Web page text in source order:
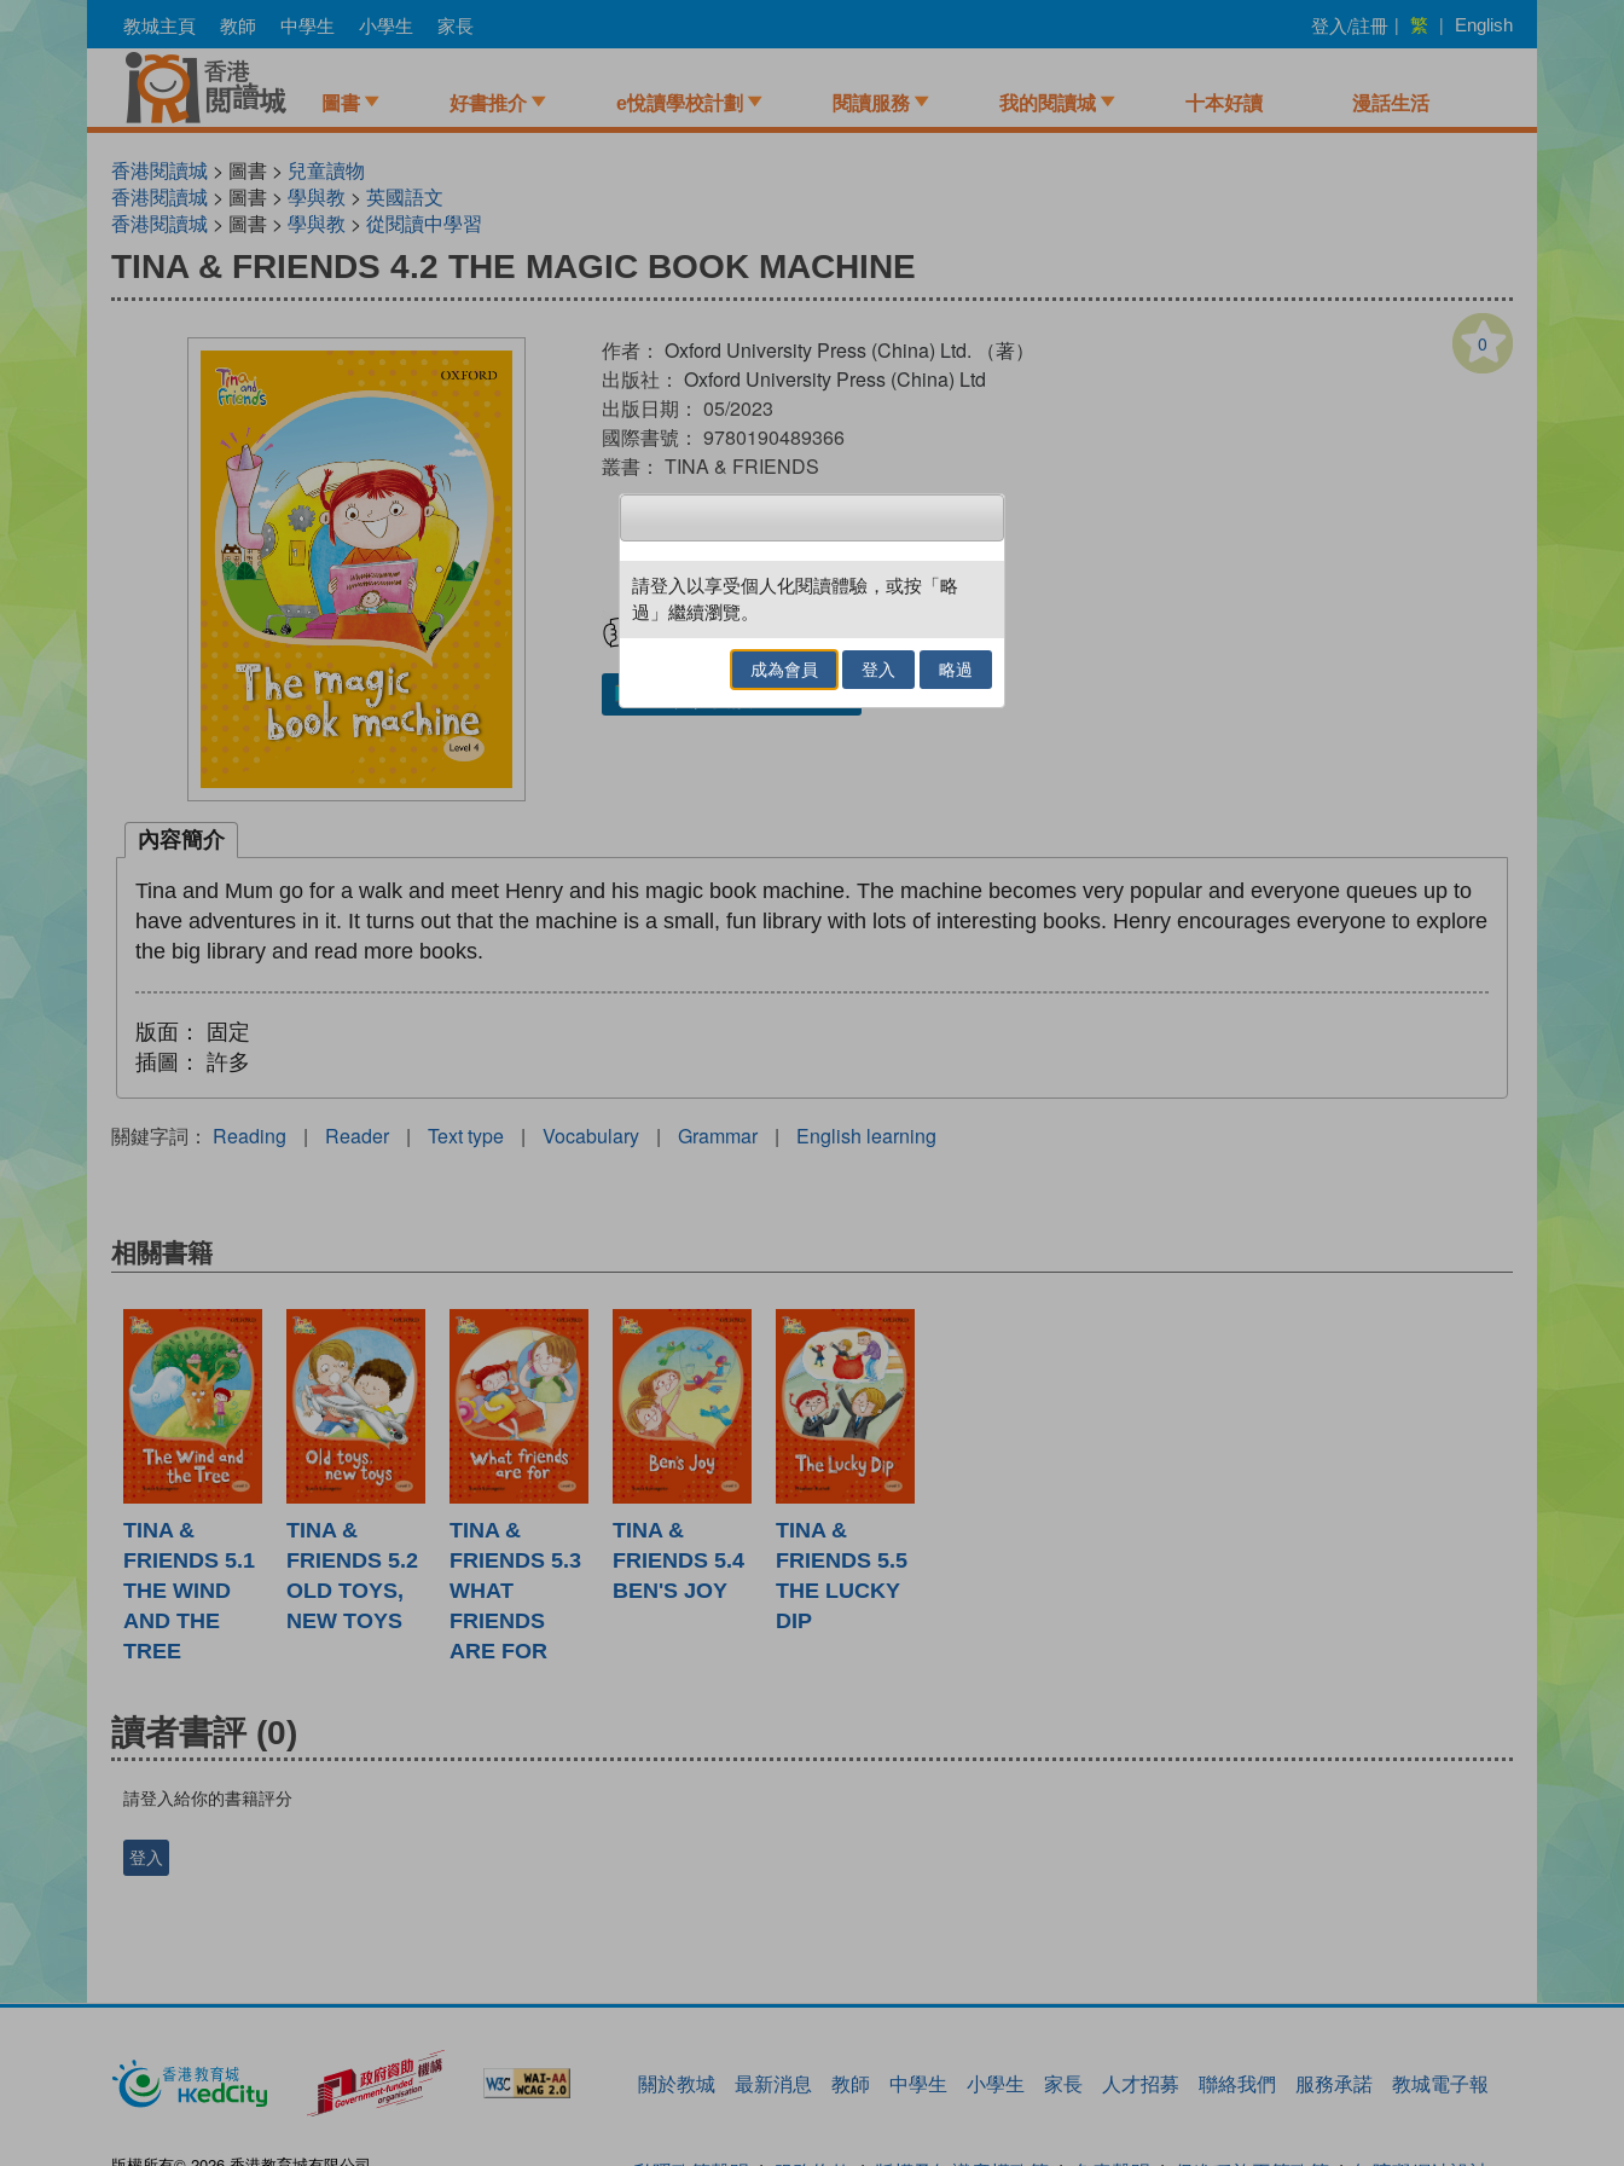
to
教城主頁 教師 中學生 小學生 家長 登入/註冊 | 繁 | English
圖書 好書推介 e悅讀學校計劃 閱讀服務 我的閱讀城 十本好讀 漫話生活
香港閱讀城 > 圖書 > 兒童讀物
香港閱讀城 > 圖書 > 學與教 > 英國語文
香港閱讀城 > 圖書 > 學與教 > 從閱讀中學習
TINA & FRIENDS 4.2 THE MAGIC BOOK MACHINE
0
作者： Oxford University Press (China) Ltd. （著）
出版社： Oxford University Press (China) Ltd
出版日期： 05/2023
國際書號： 9780190489366
叢書： TINA & FRIENDS
試閲 加入閱讀紀錄
內容簡介
Tina and Mum go for a walk and meet Henry and his magic book machine. The machine becomes very popular and everyone queues up to
have adventures in it. It turns out that the machine is a small, fun library with lots of interesting books. Henry encourages everyone to explore
the big library and read more books.
版面：
固定
插圖：
許多
關鍵字詞： Reading | Reader | Text type | Vocabulary | Grammar | English learning
相關書籍
TINA &
FRIENDS 5.1
THE WIND
AND THE
TREE
TINA &
FRIENDS 5.2
OLD TOYS,
NEW TOYS
TINA &
FRIENDS 5.3
WHAT
FRIENDS
ARE FOR
TINA &
FRIENDS 5.4
BEN'S JOY
TINA &
FRIENDS 5.5
THE LUCKY
DIP
讀者書評 (0)
請登入給你的書籍評分
登入
關於教城 最新消息 教師 中學生 小學生 家長 人才招募 聯絡我們 服務承諾 教城電子報
請登入以享受個人化閱讀體驗，或按「略
過」繼續瀏覽。
成為會員 登入 略過